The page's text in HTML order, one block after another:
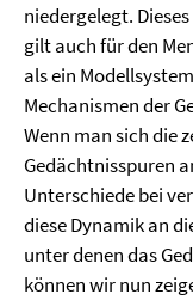
niedergelegt.
gilt auch für den
als ein
Mechanismen der
Wenn man sich die
Gedächtnisspuren
Unterschiede bei
diese Dynamik an
unter denen das
können wir nun